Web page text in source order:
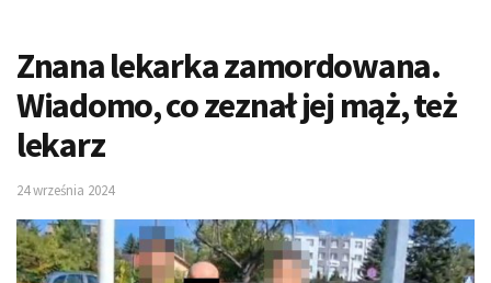
Znana lekarka zamordowana.
Wiadomo, co zeznał jej mąż, też
lekarz
24 września 2024